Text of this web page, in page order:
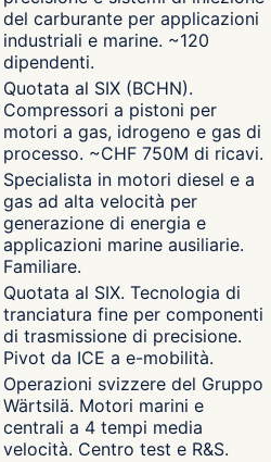
del carburante per applicazioni
industriali e marine. ~120
dipendenti.
Quotata al SIX (BCHN).
Compressori a pistoni per
motori a gas, idrogeno e gas di
processo. ~CHF 750M di ricavi.
Specialista in motori diesel e a
gas ad alta velocità per
generazione di energia e
applicazioni marine ausiliarie.
Familiare.
Quotata al SIX. Tecnologia di
tranciatura fine per componenti
di trasmissione di precisione.
Pivot da ICE a e-mobilità.
Operazioni svizzere del Gruppo
Wärtsilä. Motori marini e
centrali a 4 tempi media
velocità. Centro test e R&S.